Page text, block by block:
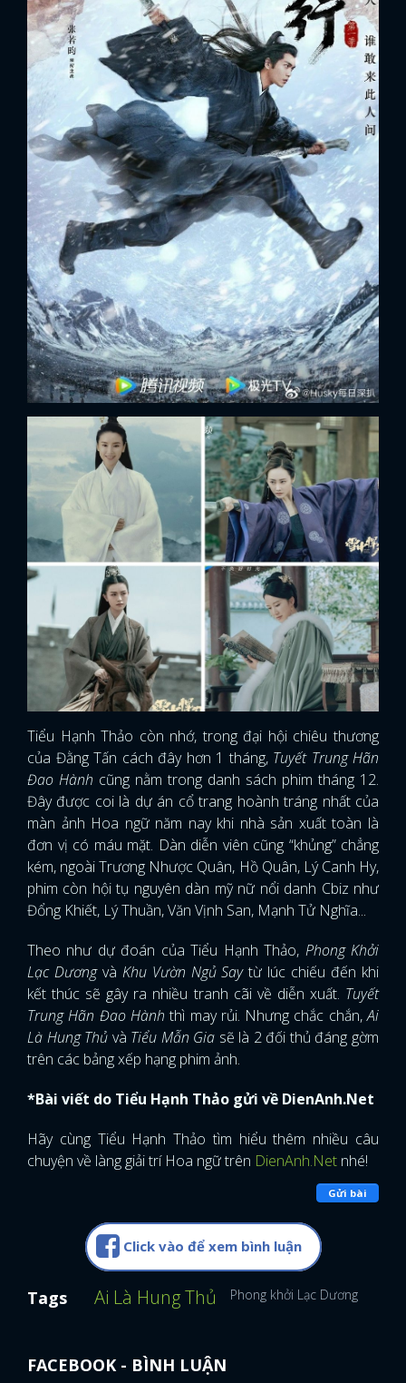
Tiểu Hạnh Thảo còn nhớ, trong đại hội chiêu thương
của Đằng Tấn cách đây hơn 1 tháng, Tuyết Trung Hãn
Đao Hành cũng nằm trong danh sách phim tháng 12.
Đây được coi là dự án cổ trang hoành tráng nhất của
màn ảnh Hoa ngữ năm nay khi nhà sản xuất toàn là
đơn vị có máu mặt. Dàn diễn viên cũng “khủng” chẳng
kém, ngoài Trương Nhược Quân, Hồ Quân, Lý Canh Hy,
phim còn hội tụ nguyên dàn mỹ nữ nổi danh Cbiz như
Đổng Khiết, Lý Thuần, Văn Vịnh San, Mạnh Tử Nghĩa...
Theo như dự đoán của Tiểu Hạnh Thảo, Phong Khởi
Lạc Dươngvà Khu Vườn Ngủ Saytừ lúc chiếu đến khi
kết thúc sẽ gây ra nhiều tranh cãi về diễn xuất. Tuyết
Trung Hãn Đao Hành thì may rủi. Nhưng chắc chắn,Ai
Là Hung Thủ và Tiểu Mẫn Gia sẽ là 2 đối thủ đáng gờm
trên các bảng xếp hạng phim ảnh.
*Bài viết do Tiểu Hạnh Thảo gửi về DienAnh.Net
Hãy cùng Tiểu Hạnh Thảo tìm hiểu thêm nhiều câu
chuyện về làng giải trí Hoa ngữ trên DienAnh.Net nhé!
Gửi bài
Click vào để xem bình luận
Tags Ai Là Hung Thủ Phong khởi Lạc Dương
FACEBOOK - BÌNH LUẬN